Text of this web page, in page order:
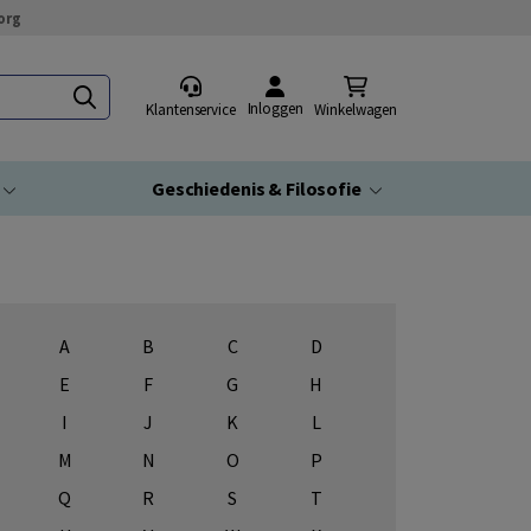
Klantenservice Inloggen Winkelwagen
Geschiedenis & Filosofie
A B C
D
E
F G
H
I
J K
L
M
N O
P
Q
R S
T